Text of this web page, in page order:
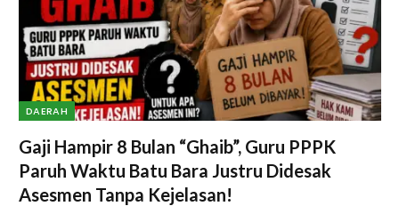
DAERAH
Gaji Hampir 8 Bulan “Ghaib”, Guru PPPK
Paruh Waktu Batu Bara Justru Didesak
Asesmen Tanpa Kejelasan!